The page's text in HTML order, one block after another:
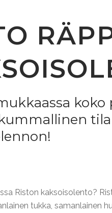
Riston kaksoisolento?
tukka, samanlainen